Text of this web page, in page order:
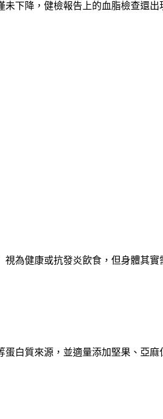
下降，健檢報告上的血脂檢查還出
為健康或抗發炎飲食，但身體其
白質來源，並適量添加堅果、亞